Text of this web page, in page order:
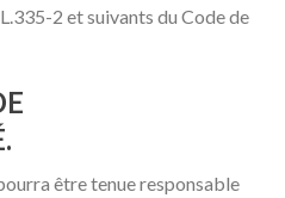
2 et suivants du Code de
être tenue responsable